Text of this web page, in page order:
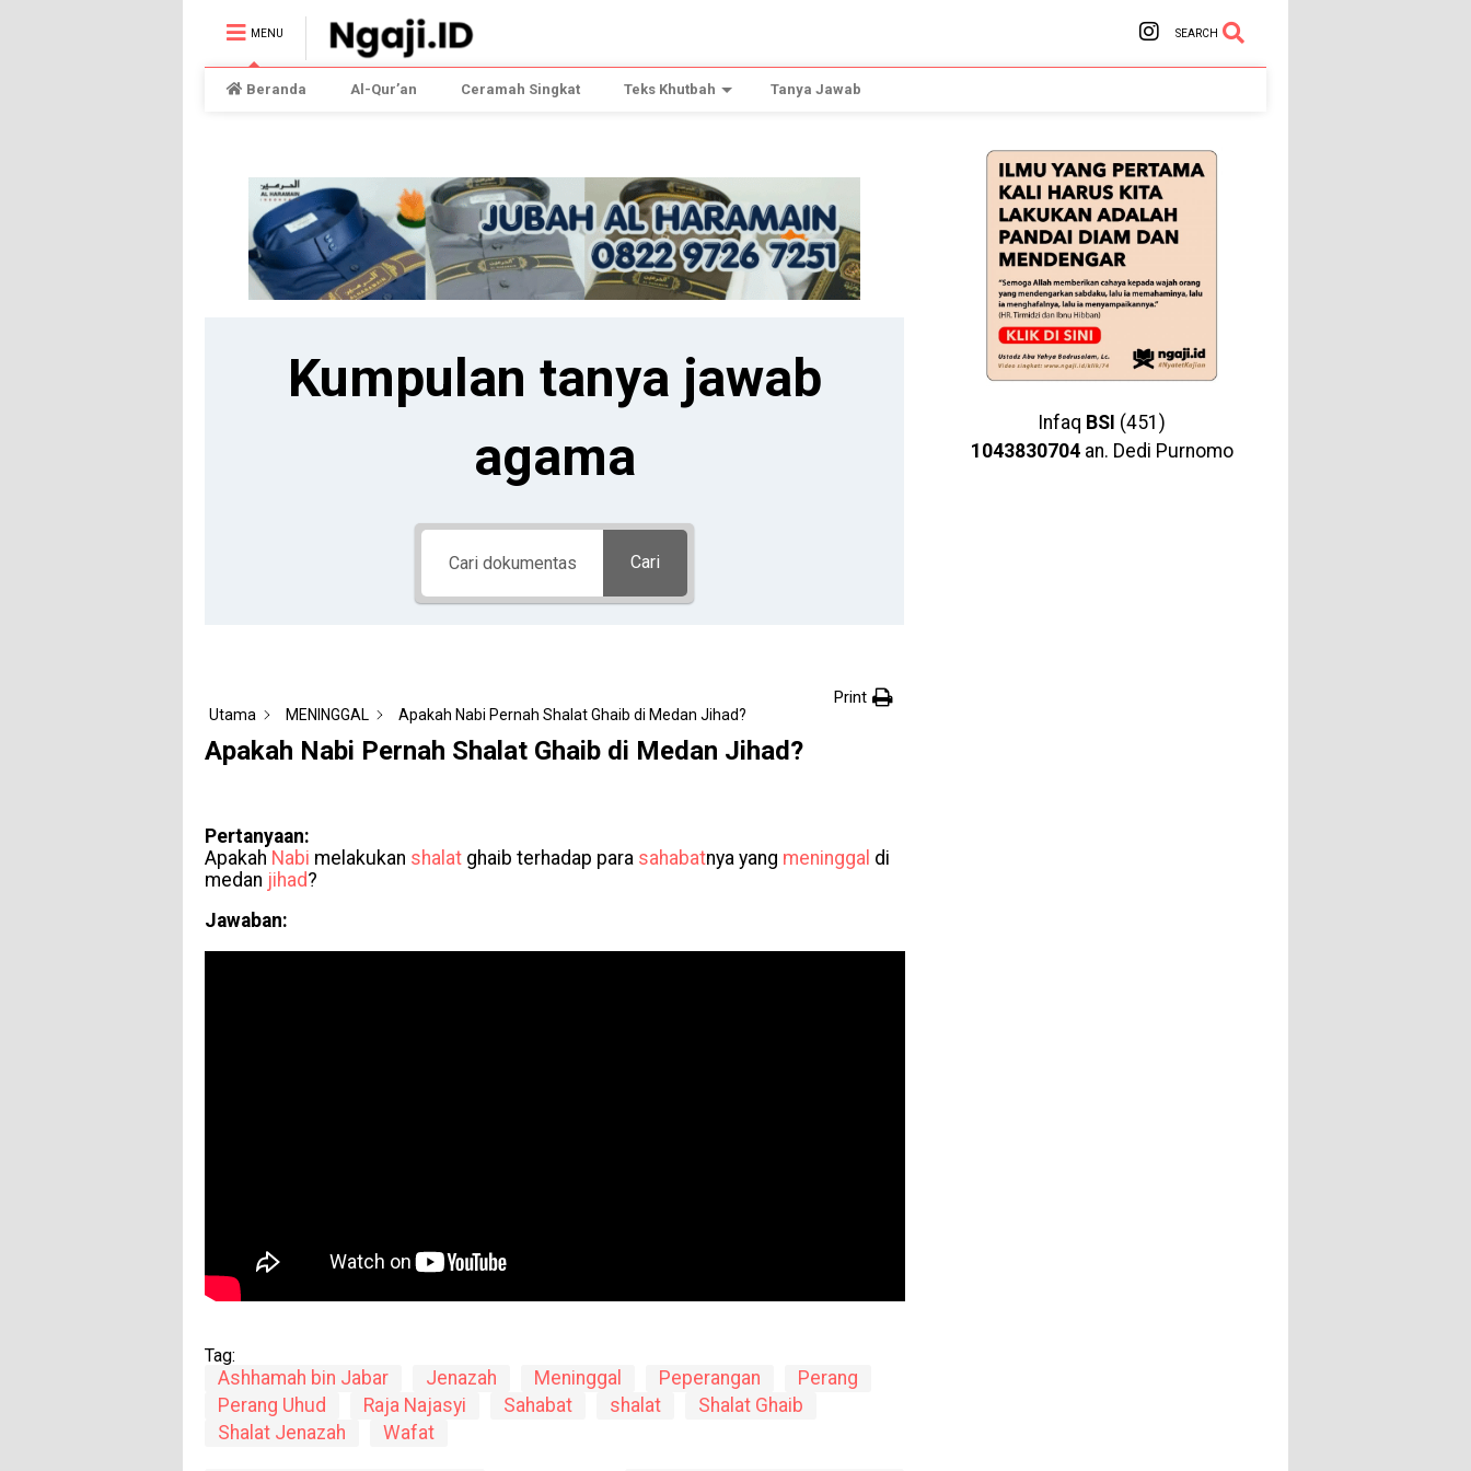
MENU SEARCH
Beranda Al-Qur’an Ceramah Singkat Teks Khutbah Tanya Jawab
Kumpulan tanya jawab
agama
Cari
Utama MENINGGAL Apakah Nabi Pernah Shalat Ghaib di Medan Jihad?
Print
Apakah Nabi Pernah Shalat Ghaib di Medan Jihad?
Pertanyaan:
Apakah Nabi melakukan shalatghaib terhadap para sahabatnya yang meninggal di
medan jihad?
Jawaban:
Tag:
Ashhamah bin Jabar Jenazah Meninggal Peperangan
Perang
Perang Uhud
Raja Najasyi Sahabat shalat
Shalat Ghaib
Shalat Jenazah
Wafat
Infaq BSI (451)
1043830704an. Dedi Purnomo